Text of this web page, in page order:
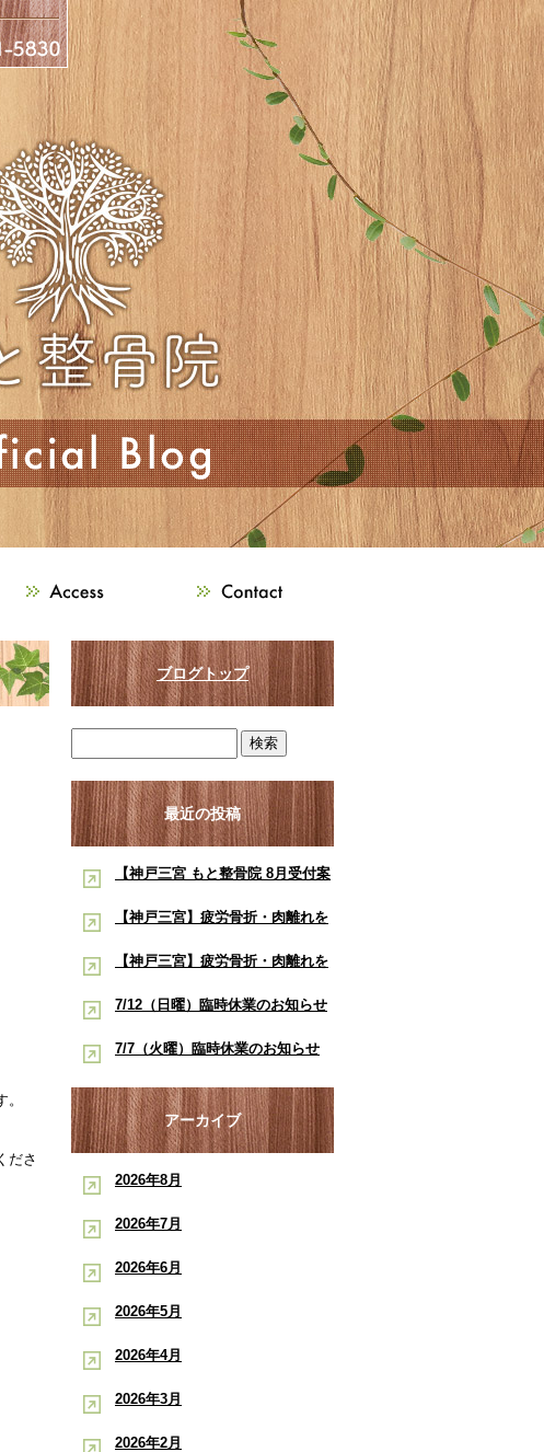
ださ
ブログトップ
最近の投稿
【神戸三宮 もと整骨院 8月受付案
内】8月は熱中症・交通事故・ス
ポート
【神戸三宮】疲労骨折・肉離れを
早く治したい学生アスリートへ｜
骨院
【神戸三宮】疲労骨折・肉離れを
早く治したい学生アスリートへ｜
骨院
7/12（日曜）臨時休業のお知らせ
【神戸市三宮 もと整骨院】
7/7（火曜）臨時休業のお知らせ
アーカイブ
2026年8月
2026年7月
2026年6月
2026年5月
2026年4月
2026年3月
2026年2月